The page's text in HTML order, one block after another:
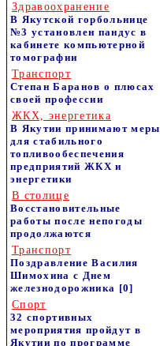
Здравоохранение
В Якутской горбольнице
№3 установлен пандус в
кабинете компьютерной
томографии
Транспорт
Степан Баранов о плюсах
своей профессии
ЖКХ, энергетика
В Якутии принимают меры
для стабильного
топливообеспечения
предприятий ЖКХ и
энергетики
В столице
Восстановительные
работы после непогоды
продолжаются
Транспорт
Поздравление Василия
Шимохина с Днем
железнодорожника [0]
Спорт
32 спортивных
мероприятия пройдут в
Якутии по программе